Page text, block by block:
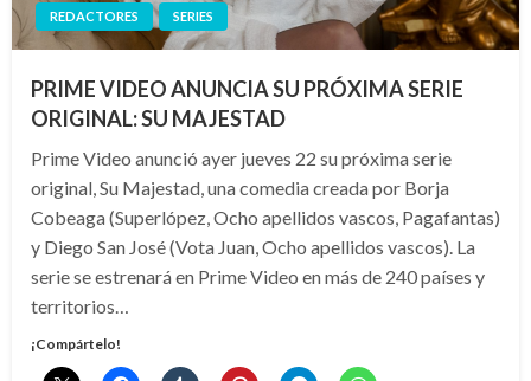
REDACTORES SERIES
PRIME VIDEO ANUNCIA SU PRÓXIMA SERIE
ORIGINAL: SU MAJESTAD
Prime Video anunció ayer jueves 22 su próxima serie
original, Su Majestad, una comedia creada por Borja
Cobeaga (Superlópez, Ocho apellidos vascos, Pagafantas)
y Diego San José (Vota Juan, Ocho apellidos vascos). La
serie se estrenará en Prime Video en más de 240 países y
territorios…
¡Compártelo!